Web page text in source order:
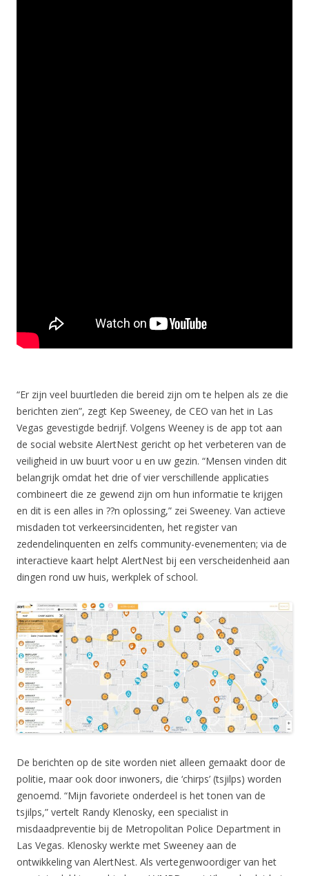
“Er zijn veel buurtleden die bereid zijn om te helpen als ze die
berichten zien”, zegt Kep Sweeney, de CEO van het in Las
Vegas gevestigde bedrijf. Volgens Weeney is de app tot aan
de social website AlertNest gericht op het verbeteren van de
veiligheid in uw buurt voor u en uw gezin. “Mensen vinden dit
belangrijk omdat het drie of vier verschillende applicaties
combineert die ze gewend zijn om hun informatie te krijgen
en dit is een alles in ??n oplossing,” zei Sweeney. Van actieve
misdaden tot verkeersincidenten, het register van
zedendelinquenten en zelfs community-evenementen; via de
interactieve kaart helpt AlertNest bij een verscheidenheid aan
dingen rond uw huis, werkplek of school.
De berichten op de site worden niet alleen gemaakt door de
politie, maar ook door inwoners, die ‘chirps’ (tsjilps) worden
genoemd. “Mijn favoriete onderdeel is het tonen van de
tsjilps,” vertelt Randy Klenosky, een specialist in
misdaadpreventie bij de Metropolitan Police Department in
Las Vegas. Klenosky werkte met Sweeney aan de
ontwikkeling van AlertNest. Als vertegenwoordiger van het